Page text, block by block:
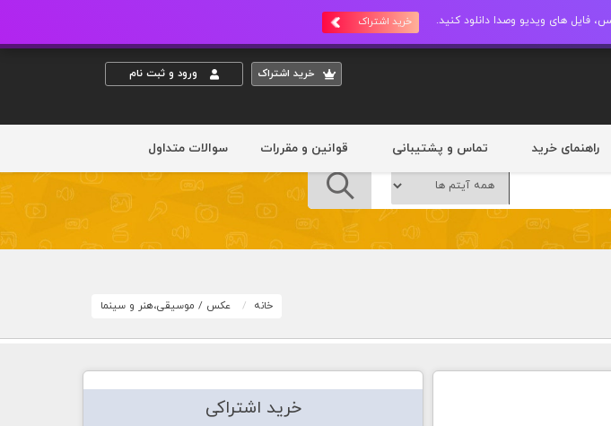
خرید اشتراک
خريد اشتراک ورود و ثبت نام
راهنمای خرید تماس و پشتیبانی قوانین و مقررات سوالات متداول
خانه عکس / موسیقی،هنر و سینما
خرید اشتراکی